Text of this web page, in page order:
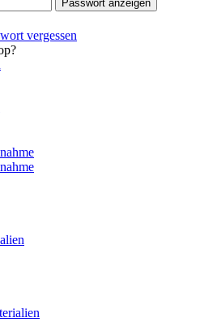
Passwort anzeigen
vergessen